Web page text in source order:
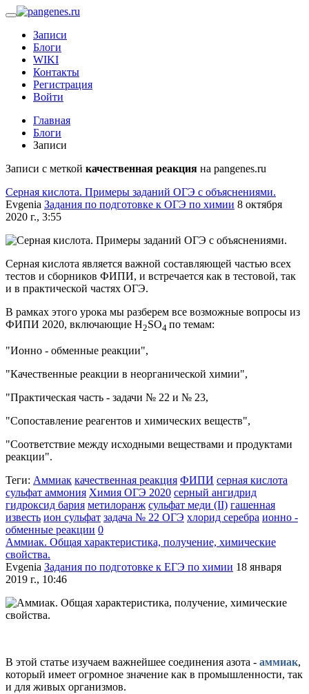
Записи
Блоги
WIKI
Контакты
Регистрация
Войти
Главная
Блоги
Записи
Записи с меткой качественная реакция на pangenes.ru
Серная кислота. Примеры заданий ОГЭ с объяснениями.
Evgenia Задания по подготовке к ОГЭ по химии 8 октября
2020 г., 3:55
Серная кислота является важной составляющей частью всех
тестов и сборников ФИПИ, и встречается как в тестовой, так
и в практической частях ОГЭ.
В рамках этого урока мы разберем все возможные вопросы из
ФИПИ 2020, включающие H2SO4 по темам:
"Ионно - обменные реакции",
"Качественные реакции в неорганической химии",
"Практическая часть - задачи № 22 и № 23,
"Сопоставление реагентов и химических веществ",
"Соответствие между исходными веществами и продуктами
реакции".
Теги: Аммиак качественная реакция ФИПИ серная кислота
сульфат аммония Химия ОГЭ 2020 серный ангидрид
гидроксид бария метилоранж сульфат меди (II) гашенная
известь ион сульфат задача № 22 ОГЭ хлорид серебра ионно -
обменные реакции 0
Аммиак. Общая характеристика, получение, химические
свойства.
Evgenia Задания по подготовке к ЕГЭ по химии 18 января
2019 г., 10:46
В этой статье изучаем важнейшее соединения азота - аммиак,
который имеет огромное значение как в промышленности, так
и для живых организмов.